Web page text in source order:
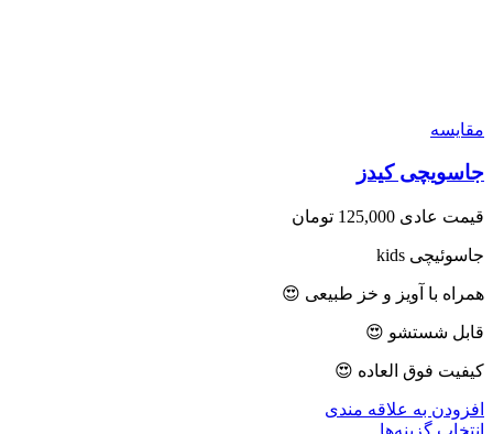
مقايسه
جاسویچی کیدز
قیمت عادی 125,000 تومان
جاسوئیچی kids
همراه با آویز و خز طبیعی 😍
قابل شستشو 😍
کیفیت فوق العاده 😍
افزودن به علاقه مندی
انتخاب گزینه‌ها